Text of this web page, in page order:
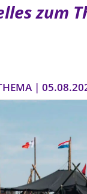
zum
|